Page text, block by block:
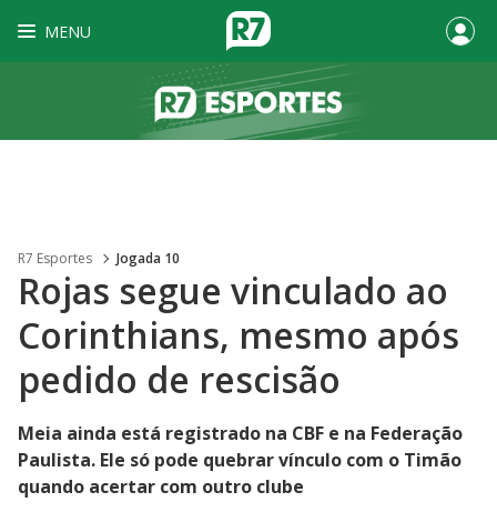
MENU
R7 Esportes Jogada 10
Rojas segue vinculado ao
Corinthians, mesmo após
pedido de rescisão
Meia ainda está registrado na CBF e na Federação
Paulista. Ele só pode quebrar vínculo com o Timão
quando acertar com outro clube